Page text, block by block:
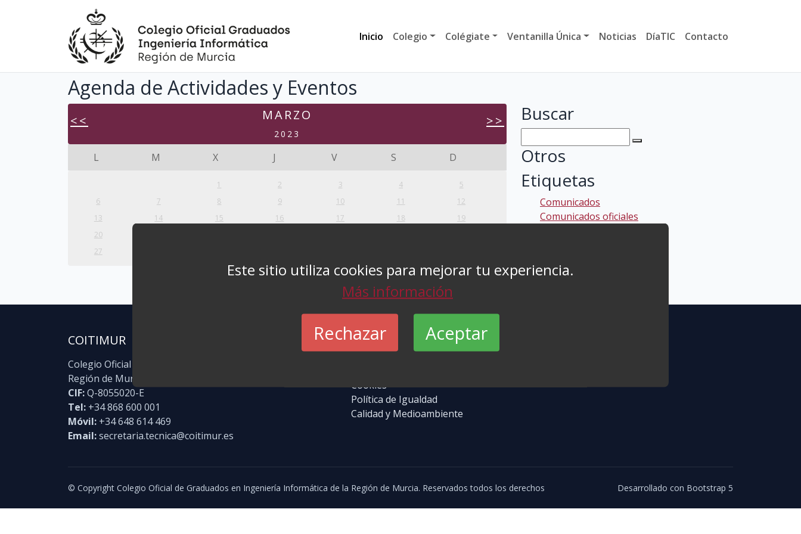
Inicio Colegio Colégiate Ventanilla Única Noticias DíaTIC Contacto
Agenda de Actividades y Eventos
<< >>
MARZO
2023
L M X J V S D
1 2 3 4
5
6
7 8 9 10 11
12
13
14 15 16 17 18
19
20
27
Buscar
Otros
Etiquetas
Comunicados
Comunicados oficiales
Noticias TIC
COITIMUR
Colegio Oficial de Graduados en Ingeniería Informática de la
Región de Murcia
CIF:Q-8055020-E
Tel: +34 868 600 001
Móvil: +34 648 614 469
Email:secretaria.tecnica@coitimur.es
Enlaces
Cookies
Política de Igualdad
Calidad y Medioambiente
© Copyright Colegio Oficial de Graduados en Ingeniería Informática de la Región de Murcia. Reservados todos los derechos Desarrollado con Bootstrap 5
Este sitio utiliza cookies para mejorar tu experiencia.
Más información
Rechazar Aceptar